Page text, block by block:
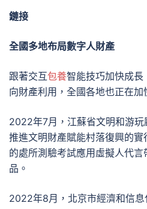
鏈接
全國多地布局數字人財產
跟著交互包養智能技巧加快成長
向財產利用，全國各地也正在加
2022年7月，江蘇省文明和游
推進文明財產賦能村落復興的
的處所測驗考試應用虛擬人代
品。
2022年8月，北京市經濟和信